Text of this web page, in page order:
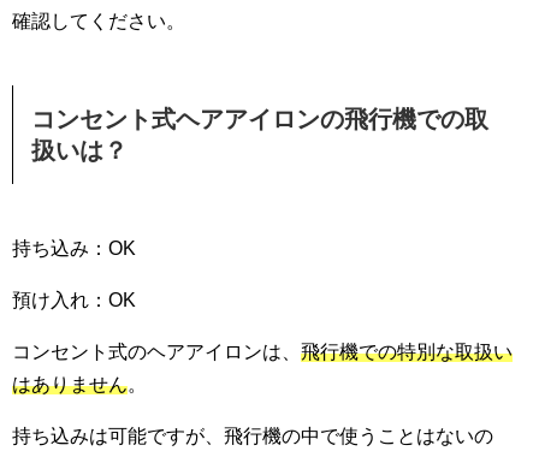
確認してください。
コンセント式ヘアアイロンの飛行機での取
扱いは？
持ち込み：OK
預け入れ：OK
コンセント式のヘアアイロンは、 飛行機での特別な取扱い
はありません。
持ち込みは可能ですが、飛行機の中で使うことはないの